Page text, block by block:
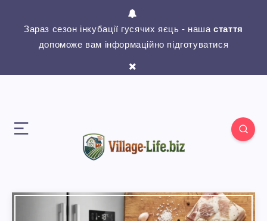
Зараз сезон інкубації гусячих яєць - нашастаття
допоможе вам інформаційно підготуватися